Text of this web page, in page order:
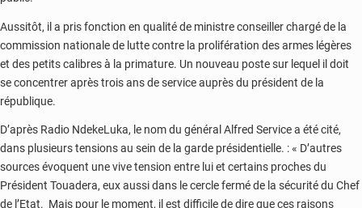
Aussitôt, il a pris fonction en qualité de ministre conseiller chargé de la
commission nationale de lutte contre la prolifération des armes légères
et des petits calibres à la primature. Un nouveau poste sur lequel il doit
se concentrer après trois ans de service auprès du président de la
république.
D’après Radio NdekeLuka, le nom du général Alfred Service a été cité,
dans plusieurs tensions au sein de la garde présidentielle. : « D’autres
sources évoquent une vive tension entre lui et certains proches du
Président Touadera, eux aussi dans le cercle fermé de la sécurité du Chef
de l’Etat. Mais pour le moment, il est difficile de dire que ces raisons